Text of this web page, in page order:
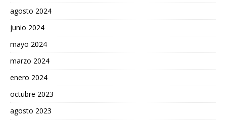
agosto 2024
junio 2024
mayo 2024
marzo 2024
enero 2024
octubre 2023
agosto 2023